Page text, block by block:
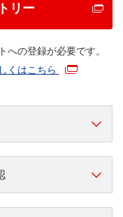
リー
への登録が必要です。
くはこちら